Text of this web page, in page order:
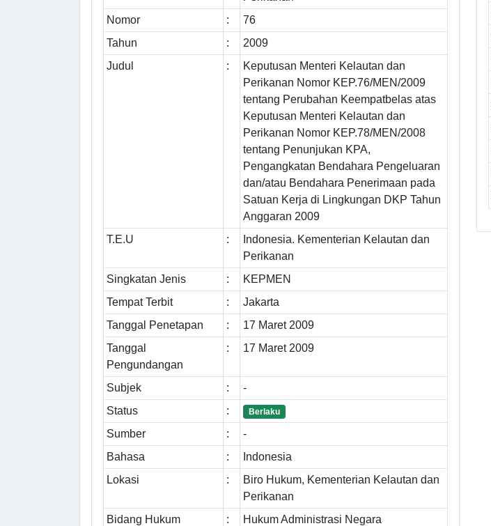
Nomor
:
76
Tahun
:
2009
Judul
:
Keputusan Menteri Kelautan dan
Perikanan Nomor KEP.76/MEN/2009
tentang Perubahan Keempatbelas atas
Keputusan Menteri Kelautan dan
Perikanan Nomor KEP.78/MEN/2008
tentang Penunjukan KPA,
Pengangkatan Bendahara Pengeluaran
dan/atau Bendahara Penerimaan pada
Satuan Kerja di Lingkungan DKP Tahun
Anggaran 2009
T.E.U
:
Indonesia. Kementerian Kelautan dan
Perikanan
Singkatan Jenis
:
KEPMEN
Tempat Terbit
:
Jakarta
Tanggal Penetapan
:
17 Maret 2009
Tanggal
Pengundangan
: 17 Maret 2009
Subjek :
-
Status
: Berlaku
Sumber :
-
Bahasa
:
Indonesia
Lokasi
:
Biro Hukum, Kementerian Kelautan dan
Perikanan
Bidang Hukum
:
Hukum Administrasi Negara